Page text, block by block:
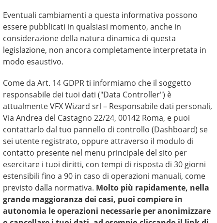
Eventuali cambiamenti a questa informativa possono
essere pubblicati in qualsiasi momento, anche in
considerazione della natura dinamica di questa
legislazione, non ancora completamente interpretata in
modo esaustivo.
Come da Art. 14 GDPR ti informiamo che il soggetto
responsabile dei tuoi dati ("Data Controller") è
attualmente VFX Wizard srl – Responsabile dati personali,
Via Andrea del Castagno 22/24, 00142 Roma, e puoi
contattarlo dal tuo pannello di controllo (Dashboard) se
sei utente registrato, oppure attraverso il modulo di
contatto presente nel menu principale del sito per
esercitare i tuoi diritti, con tempi di risposta di 30 giorni
estensibili fino a 90 in caso di operazioni manuali, come
previsto dalla normativa. Molto più rapidamente, nella
grande maggioranza dei casi, puoi compiere in
autonomia le operazioni necessarie per anonimizzare